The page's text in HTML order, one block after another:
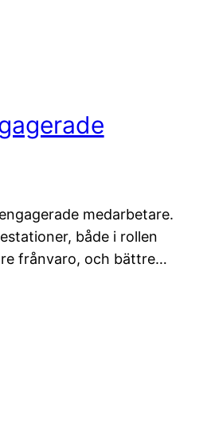
medarbetare.
både i rollen
frånvaro, och bättre…